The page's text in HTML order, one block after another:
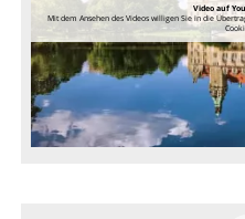
Video auf
Mit dem Ansehen des Videos willigen Sie in die